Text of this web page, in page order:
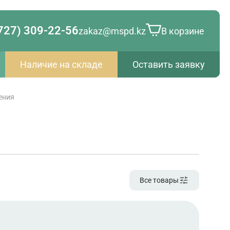
309-22-56zakaz@mspd.kz В корзине
Наличие на складе Оставить заявку
Все товары